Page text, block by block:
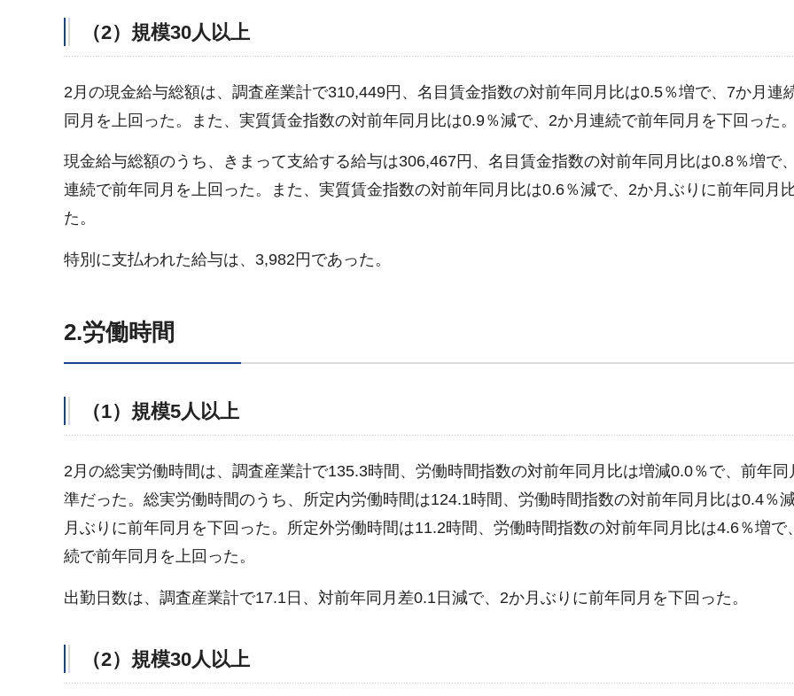
（2）規模30人以上
2月の現金給与総額は、調査産業計で310,449円、名目賃金指数の対前年同月比は0.5％増で、7か月連
同月を上回った。また、実質賃金指数の対前年同月比は0.9％減で、2か月連続で前年同月を下回った。
現金給与総額のうち、きまって支給する給与は306,467円、名目賃金指数の対前年同月比は0.8％増で
連続で前年同月を上回った。また、実質賃金指数の対前年同月比は0.6％減で、2か月ぶりに前年同月
た。
特別に支払われた給与は、3,982円であった。
2.労働時間
（1）規模5人以上
2月の総実労働時間は、調査産業計で135.3時間、労働時間指数の対前年同月比は増減0.0％で、前年同
準だった。総実労働時間のうち、所定内労働時間は124.1時間、労働時間指数の対前年同月比は0.4％
月ぶりに前年同月を下回った。所定外労働時間は11.2時間、労働時間指数の対前年同月比は4.6％増で
続で前年同月を上回った。
出勤日数は、調査産業計で17.1日、対前年同月差0.1日減で、2か月ぶりに前年同月を下回った。
（2）規模30人以上